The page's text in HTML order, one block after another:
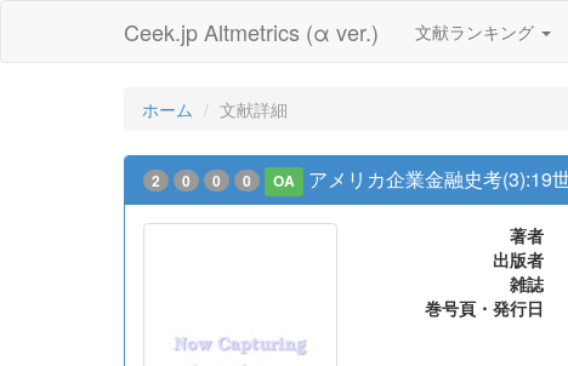
Ceek.jp Altmetrics (α ver.) 文献ランキング
ホーム 文献詳細
2 0 0 0 OA アメリカ企業金融史考(3):19
著者
出版者
雑誌
巻号頁・発行日